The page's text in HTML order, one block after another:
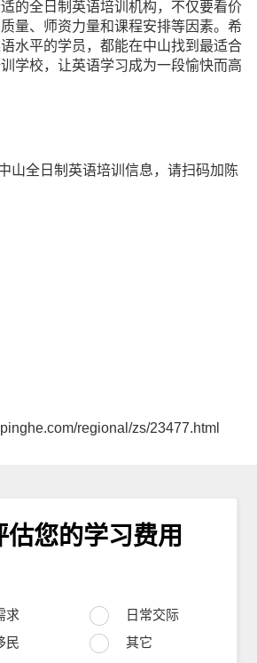
全日制英语培训机构，不仅要看价
量、师资力量和课程安排等因素。希
水平的学员，都能在中山找到最适合
学校，让英语学习成为一段愉快而高
日制英语培训信息，请扫码加陈
regional/zs/23477.html
估您的学习费用
求
日常交际
民
其它